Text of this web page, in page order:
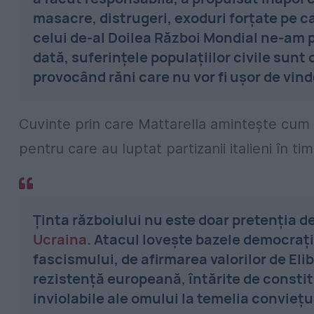
masacre, distrugeri, exoduri forțate pe
celui de-al Doilea Război Mondial ne-
dată, suferințele populațiilor civile sunt
provocând răni care nu vor fi ușor de
Cuvinte prin care Mattarella amintește
pentru care au luptat partizanii italieni în
Ținta războiului nu este doar pretenția
Ucraina. Atacul lovește bazele
fascismului, de afirmarea valorilor de
rezistență europeană, întărite de
inviolabile ale omului la temelia